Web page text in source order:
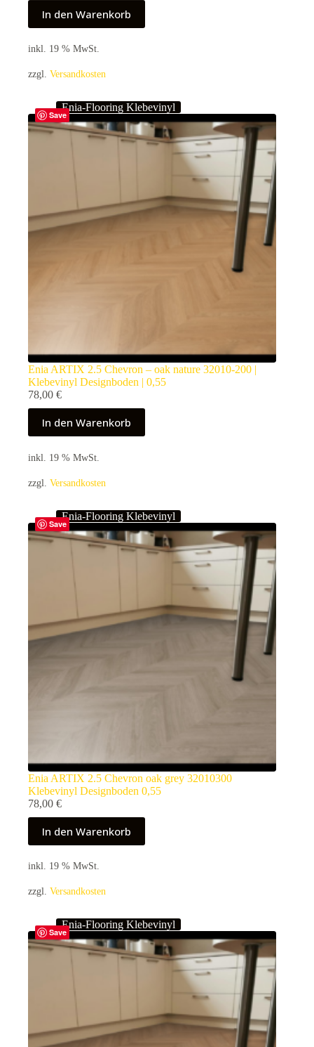
In den Warenkorb
inkl. 19 % MwSt.
zzgl. Versandkosten
Save
Enia-Flooring Klebevinyl
Enia ARTIX 2.5 Chevron – oak nature 32010-200 |
Klebevinyl Designboden | 0,55
78,00 €
In den Warenkorb
inkl. 19 % MwSt.
zzgl. Versandkosten
Save
Enia-Flooring Klebevinyl
Enia ARTIX 2.5 Chevron oak grey 32010300
Klebevinyl Designboden 0,55
78,00 €
In den Warenkorb
inkl. 19 % MwSt.
zzgl. Versandkosten
Save
Enia-Flooring Klebevinyl